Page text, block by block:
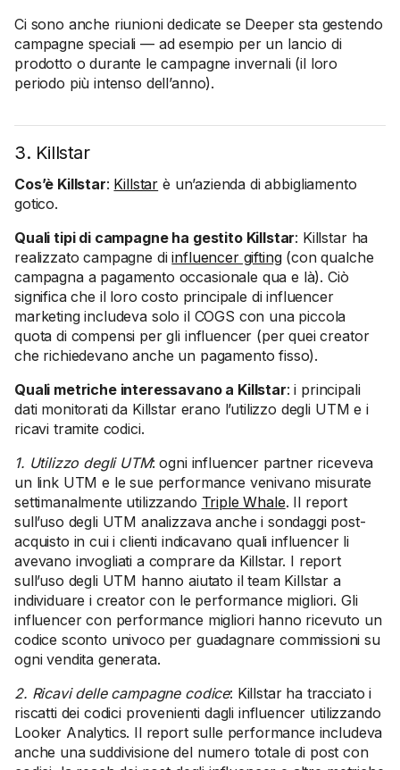
Ci sono anche riunioni dedicate se Deeper sta gestendo
campagne speciali — ad esempio per un lancio di
prodotto o durante le campagne invernali (il loro
periodo più intenso dell’anno).
3. Killstar
Cos’è Killstar: Killstar è un’azienda di abbigliamento
gotico.
Quali tipi di campagne ha gestito Killstar: Killstar ha
realizzato campagne diinfluencer gifting(con qualche
campagna a pagamento occasionale qua e là). Ciò
significa che il loro costo principale di influencer
marketing includeva solo il COGS con una piccola
quota di compensi per gli influencer (per quei creator
che richiedevano anche un pagamento fisso).
Quali metriche interessavano a Killstar: i principali
dati monitorati da Killstar erano l’utilizzo degli UTM e i
ricavi tramite codici.
1. Utilizzo degli UTM: ogni influencer partner riceveva
un link UTM e le sue performance venivano misurate
settimanalmente utilizzando Triple Whale. Il report
sull’uso degli UTM analizzava anche i sondaggi post-
acquisto in cui i clienti indicavano quali influencer li
avevano invogliati a comprare da Killstar. I report
sull’uso degli UTM hanno aiutato il team Killstar a
individuare i creator con le performance migliori. Gli
influencer con performance migliori hanno ricevuto un
codice sconto univoco per guadagnare commissioni su
ogni vendita generata.
2. Ricavi delle campagne codice: Killstar ha tracciato i
riscatti dei codici provenienti dagli influencer utilizzando
Looker Analytics. Il report sulle performance includeva
anche una suddivisione del numero totale di post con